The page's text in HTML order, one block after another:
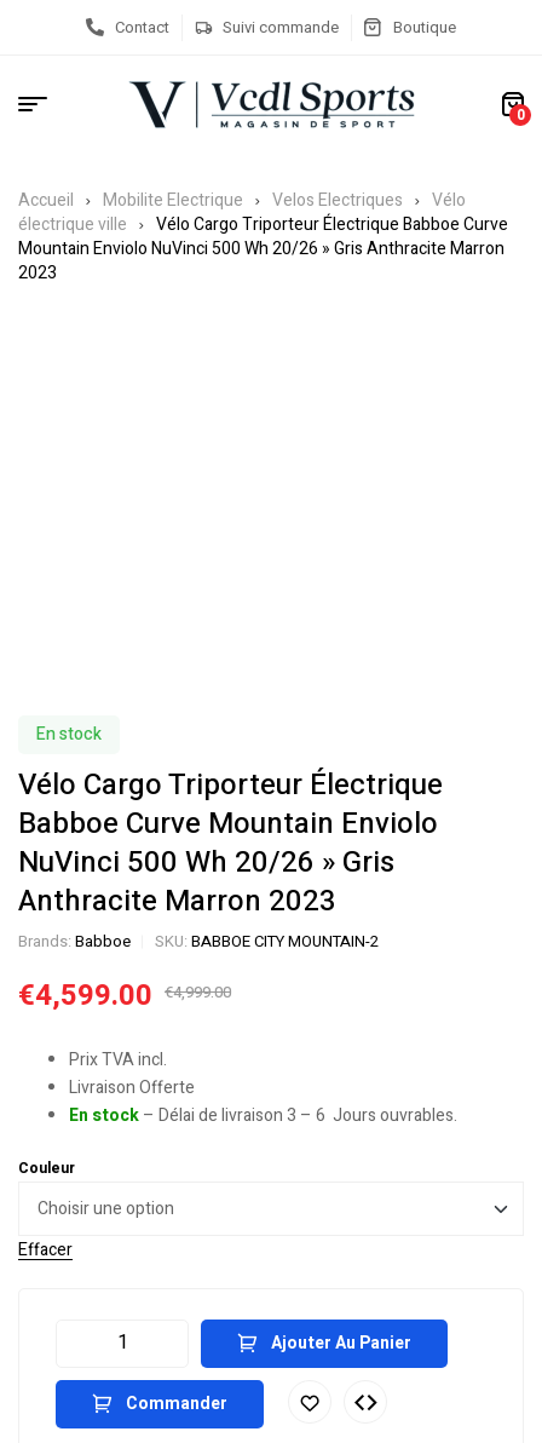
Contact Suivi commande Boutique
0
Accueil Mobilite Electrique Velos Electriques
Vélo
électrique ville
Vélo Cargo Triporteur Électrique Babboe Curve
Mountain Enviolo NuVinci 500 Wh 20/26 » Gris Anthracite Marron
2023
En stock
Vélo Cargo Triporteur Électrique
Babboe Curve Mountain Enviolo
NuVinci 500 Wh 20/26 » Gris
Anthracite Marron 2023
Brands: Babboe SKU: BABBOE CITY MOUNTAIN-2
€4,999.00
€4,599.00
Prix TVA incl.
Livraison Offerte
En stock– Délai de livraison 3 – 6 Jours ouvrables.
Couleur
Effacer
Ajouter Au Panier
Commander